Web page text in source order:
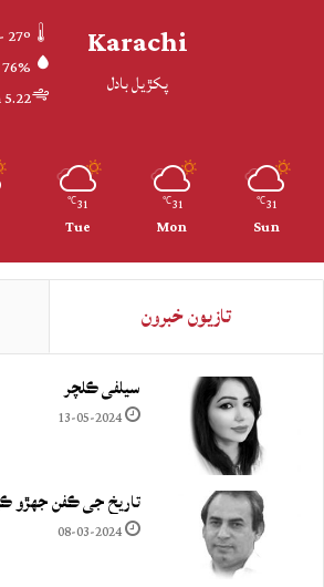
Karachi
پکڙيل بادل
76%
5.22 km/h
31
℃
Sun
31
℃
Mon
31
℃
Tue
تازيون خبرون
سيلفي ڪلچر
13-05-2024
تاريخ جي ڪفن جھڙو
08-03-2024